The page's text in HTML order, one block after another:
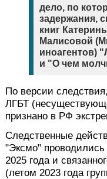
дело, по
задержания,
книг
Малисовой
иноагентов)
и "О чем
По версии
ЛГБТ
признано в РФ
Следственные
"Эксмо"
2025 года и
(летом 2023 года